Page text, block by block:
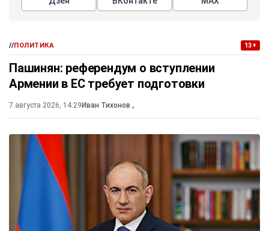
//ПОЛИТИКА 13+
Пашинян: референдум о вступлении
Армении в ЕС требует подготовки
7 августа 2026, 14:29 Иван Тихонов ,